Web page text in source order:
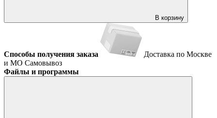
В корзину
Способы получения заказа
Доставка по Москве
и МО Самовывоз
Файлы и программы